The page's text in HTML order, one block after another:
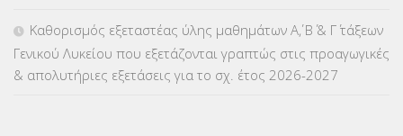
ΜΕΤΑΦΟΡΑ ΜΑΘΗΤΩΝ(3)
Καθορισμός εξεταστέας ύλης μαθημάτων Α΄, Β΄ & Γ΄ τάξεων
Γενικού Λυκείου που εξετάζονται γραπτώς στις προαγωγικές
& απολυτήριες εξετάσεις για το σχ. έτος 2026-2027